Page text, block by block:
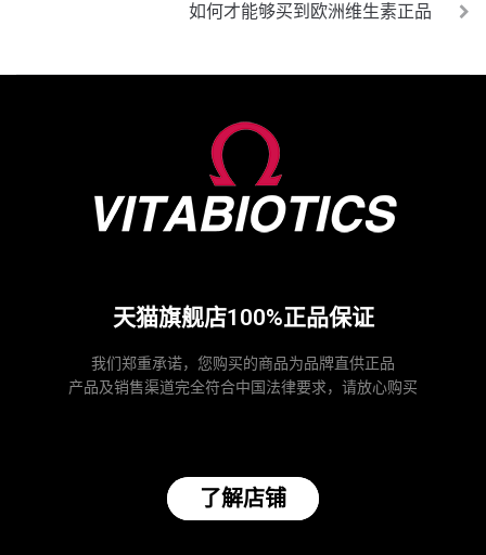
如何才能够买到欧洲维生素正品
天猫旗舰店100%正品保证
我们郑重承诺，您购买的商品为品牌直供正品
产品及销售渠道完全符合中国法律要求，请放心购买
了解店铺